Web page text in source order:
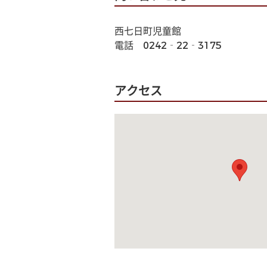
西七日町児童館
電話　0242‐22‐3175
アクセス